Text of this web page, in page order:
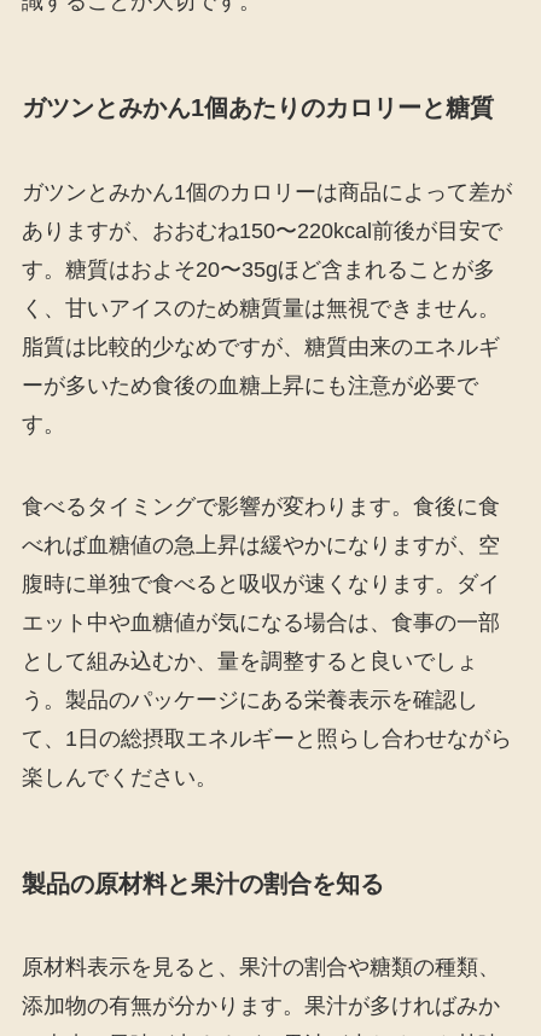
ガツンとみかん1個あたりのカロリーと糖質
ガツンとみかん1個のカロリーは商品によって差が
ありますが、おおむね150〜220kcal前後が目安で
す。糖質はおよそ20〜35gほど含まれることが多
く、甘いアイスのため糖質量は無視できません。
脂質は比較的少なめですが、糖質由来のエネルギ
ーが多いため食後の血糖上昇にも注意が必要で
す。
食べるタイミングで影響が変わります。食後に食
べれば血糖値の急上昇は緩やかになりますが、空
腹時に単独で食べると吸収が速くなります。ダイ
エット中や血糖値が気になる場合は、食事の一部
として組み込むか、量を調整すると良いでしょ
う。製品のパッケージにある栄養表示を確認し
て、1日の総摂取エネルギーと照らし合わせながら
楽しんでください。
製品の原材料と果汁の割合を知る
原材料表示を見ると、果汁の割合や糖類の種類、
添加物の有無が分かります。果汁が多ければみか